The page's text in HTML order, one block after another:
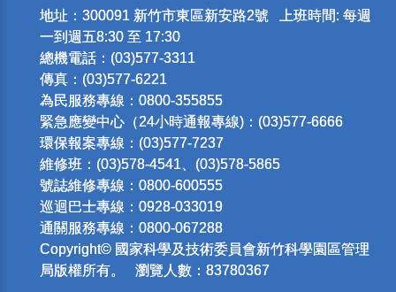
地址：300091 新竹市東區新安路2號 上班時間: 每週
一到週五8:30 至 17:30
總機電話：(03)577-3311
傳真：(03)577-6221
為民服務專線：0800-355855
緊急應變中心（24小時通報專線)：(03)577-6666
環保報案專線：(03)577-7237
維修班：(03)578-4541、(03)578-5865
號誌維修專線：0800-600555
巡迴巴士專線：0928-033019
通關服務專線：0800-067288
Copyright© 國家科學及技術委員會新竹科學園區管理
局版權所有。 瀏覽人數：83780367